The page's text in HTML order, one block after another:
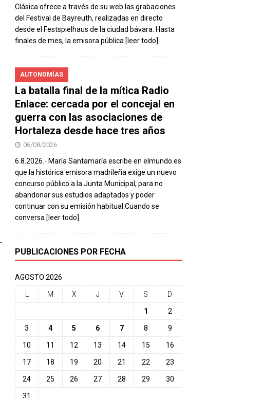
Clásica ofrece a través de su web las grabaciones
del Festival de Bayreuth, realizadas en directo
desde el Festspielhaus de la ciudad bávara. Hasta
finales de mes, la emisora pública [leer todo]
AUTONOMÍAS
La batalla final de la mítica Radio
Enlace: cercada por el concejal en
guerra con las asociaciones de
Hortaleza desde hace tres años
06/08/2026
6.8.2026.- María Santamaría escribe en elmundo.es
que la histórica emisora madrileña exige un nuevo
concurso público a la Junta Municipal, para no
abandonar sus estudios adaptados y poder
continuar con su emisión habitual.Cuando se
conversa [leer todo]
PUBLICACIONES POR FECHA
AGOSTO 2026
L M X J V S D
1 2
3 4 5 6 7 8 9
10 11 12 13 14 15 16
17 18 19 20 21 22 23
24 25 26 27 28 29 30
31